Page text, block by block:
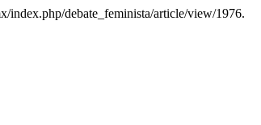
index.php/debate_feminista/article/view/1976.